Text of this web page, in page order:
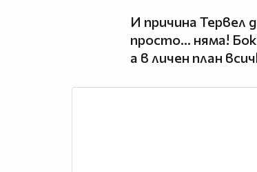
И причина Тервел
просто... няма!
а в личен план